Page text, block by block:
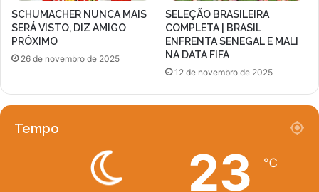
SCHUMACHER NUNCA MAIS
SERÁ VISTO, DIZ AMIGO
PRÓXIMO
26 de novembro de 2025
SELEÇÃO BRASILEIRA
COMPLETA | BRASIL
ENFRENTA SENEGAL E MALI
NA DATA FIFA
12 de novembro de 2025
Tempo
23 ℃